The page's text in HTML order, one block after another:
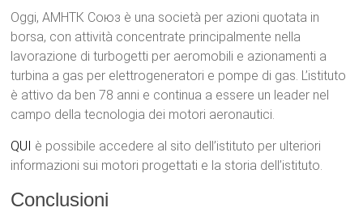
Oggi, АМНТК Союз è una società per azioni quotata in
borsa, con attività concentrate principalmente nella
lavorazione di turbogetti per aeromobili e azionamenti a
turbina a gas per elettrogeneratori e pompe di gas. L’istituto
è attivo da ben 78 anni e continua a essere un leader nel
campo della tecnologia dei motori aeronautici.
QUI è possibile accedere al sito dell’istituto per ulteriori
informazioni sui motori progettati e la storia dell’istituto.
Conclusioni